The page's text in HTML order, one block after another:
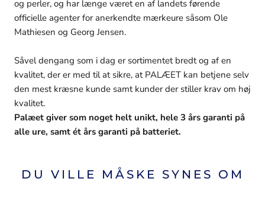
og perler, og har længe været en af landets førende
officielle agenter for anerkendte mærkeure såsom Ole
Mathiesen og Georg Jensen.
Såvel dengang som i dag er sortimentet bredt og af en
kvalitet, der er med til at sikre, at PALÆET kan betjene selv
den mest kræsne kunde samt kunder der stiller krav om høj
kvalitet.
Palæet giver som noget helt unikt, hele 3 års garanti på
alle ure, samt ét års garanti på batteriet.
DU VILLE MÅSKE SYNES OM